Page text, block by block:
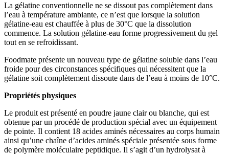
La gélatine conventionnelle ne se dissout pas complètement dans
l’eau à température ambiante, ce n’est que lorsque la solution
gélatine-eau est chauffée à plus de 30°C que la dissolution
commence. La solution gélatine-eau forme progressivement du gel
tout en se refroidissant.
Foodmate présente un nouveau type de gélatine soluble dans l’eau
froide pour des circonstances spécifiques qui nécessitent que la
gélatine soit complètement dissoute dans de l’eau à moins de 10°C.
Propriétés physiques
Le produit est présenté en poudre jaune clair ou blanche, qui est
obtenue par un procédé de production spécial avec un équipement
de pointe. Il contient 18 acides aminés nécessaires au corps humain
ainsi qu’une chaîne d’acides aminés spéciale présentée sous forme
de polymère moléculaire peptidique. Il s’agit d’un hydrolysat à